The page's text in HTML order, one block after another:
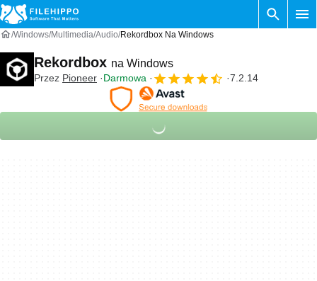
Windows Multimedia Audio Rekordbox Na Windows
Rekordbox na Windows
Przez Pioneer Darmowa 7.2.14